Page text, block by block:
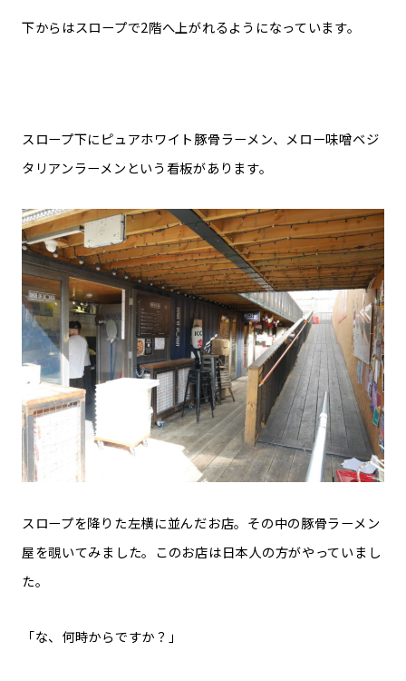
下からはスロープで2階へ上がれるようになっています。
スロープ下にピュアホワイト豚骨ラーメン、メロー味噌ベジ
タリアンラーメンという看板があります。
スロープを降りた左横に並んだお店。その中の豚骨ラーメン
屋を覗いてみました。このお店は日本人の方がやっていまし
た。
「な、何時からですか？」